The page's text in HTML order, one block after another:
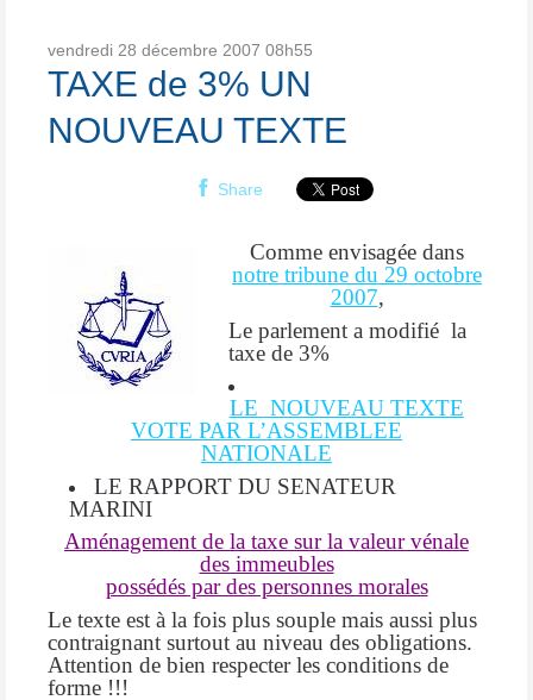
vendredi 28 décembre 2007 08h55
TAXE de 3% UN
NOUVEAU TEXTE
Share
Comme envisagée dans
notre tribune du 29 octobre
2007,
Le parlement a modifié la
taxe de 3%
LE NOUVEAU TEXTE
VOTE PAR L’ASSEMBLEE
NATIONALE
LE RAPPORT DU SENATEUR
MARINI
Aménagement de la taxe sur la valeur vénale
des immeubles
possédés par des personnes morales
Le texte est à la fois plus souple mais aussi plus
contraignant surtout au niveau des obligations.
Attention de bien respecter les conditions de
forme !!!